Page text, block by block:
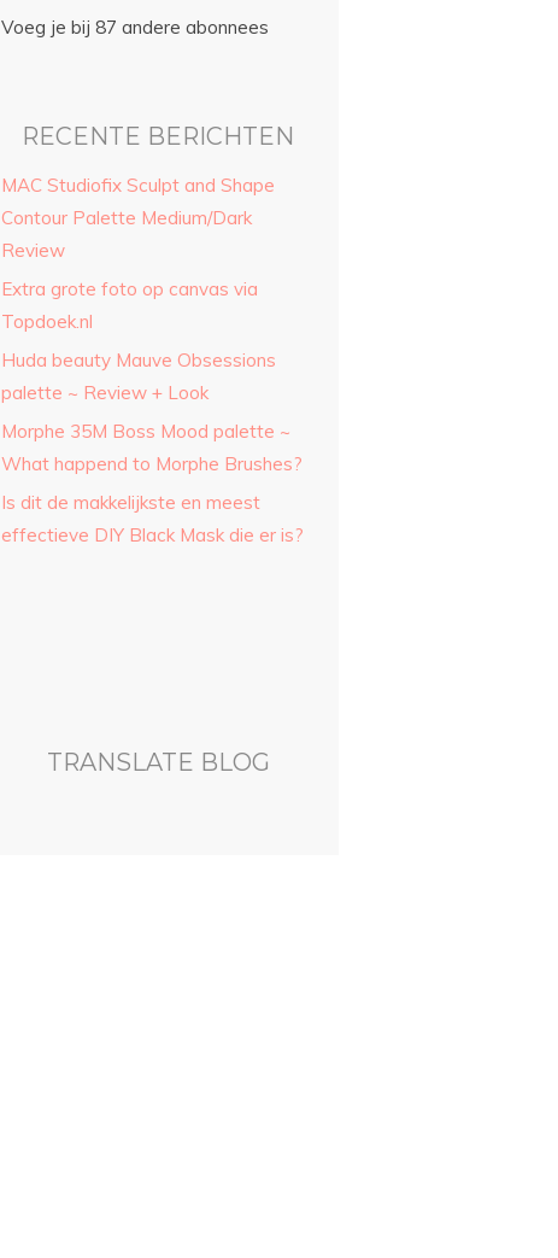
Voeg je bij 87 andere abonnees
RECENTE BERICHTEN
MAC Studiofix Sculpt and Shape
Contour Palette Medium/Dark
Review
Extra grote foto op canvas via
Topdoek.nl
Huda beauty Mauve Obsessions
palette ~ Review + Look
Morphe 35M Boss Mood palette ~
What happend to Morphe Brushes?
Is dit de makkelijkste en meest
effectieve DIY Black Mask die er is?
TRANSLATE BLOG